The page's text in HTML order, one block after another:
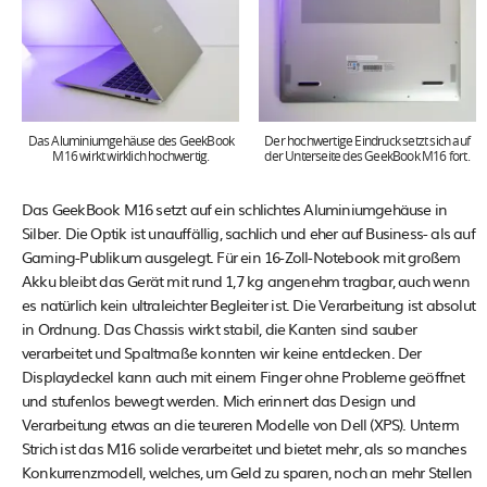
Das Aluminiumgehäuse des GeekBook
M16 wirkt wirklich hochwertig.
Der hochwertige Eindruck setzt sich auf
der Unterseite des GeekBook M16 fort.
Das GeekBook M16 setzt auf ein schlichtes Aluminiumgehäuse in
Silber. Die Optik ist unauffällig, sachlich und eher auf Business- als auf
Gaming-Publikum ausgelegt. Für ein 16-Zoll-Notebook mit großem
Akku bleibt das Gerät mit rund 1,7 kg angenehm tragbar, auch wenn
es natürlich kein ultraleichter Begleiter ist. Die Verarbeitung ist absolut
in Ordnung. Das Chassis wirkt stabil, die Kanten sind sauber
verarbeitet und Spaltmaße konnten wir keine entdecken. Der
Displaydeckel kann auch mit einem Finger ohne Probleme geöffnet
und stufenlos bewegt werden. Mich erinnert das Design und
Verarbeitung etwas an die teureren Modelle von Dell (XPS). Unterm
Strich ist das M16 solide verarbeitet und bietet mehr, als so manches
Konkurrenzmodell, welches, um Geld zu sparen, noch an mehr Stellen